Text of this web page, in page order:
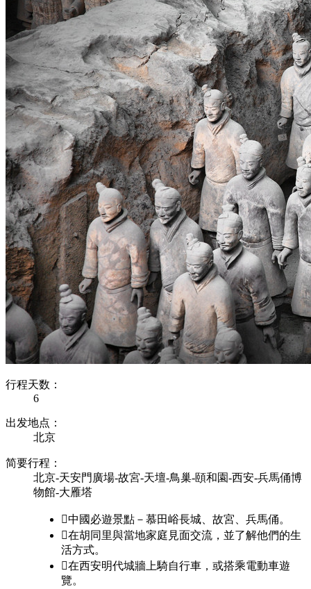
行程天数：
6
出发地点：
北京
简要行程：
北京-天安門廣場-故宮-天壇-鳥巢-頤和園-西安-兵馬俑博
物館-大雁塔
中國必遊景點－慕田峪長城、故宮、兵馬俑。
在胡同里與當地家庭見面交流，並了解他們的生
活方式。
在西安明代城牆上騎自行車，或搭乘電動車遊
覽。